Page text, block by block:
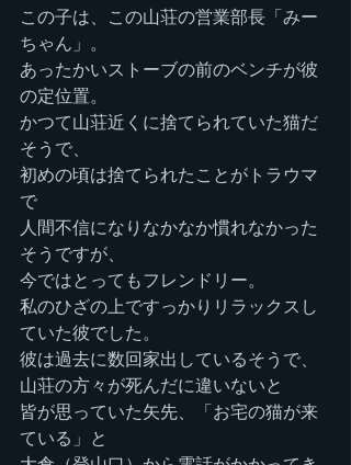
この子は、この山荘の営業部長「みー
ちゃん」。
あったかいストーブの前のベンチが彼
の定位置。
かつて山荘近くに捨てられていた猫だ
そうで、
初めの頃は捨てられたことがトラウマ
で
人間不信になりなかなか慣れなかった
そうですが、
今ではとってもフレンドリー。
私のひざの上ですっかりリラックスし
ていた彼でした。
彼は過去に数回家出しているそうで、
山荘の方々が死んだに違いないと
皆が思っていた矢先、「お宅の猫が来
ている」と